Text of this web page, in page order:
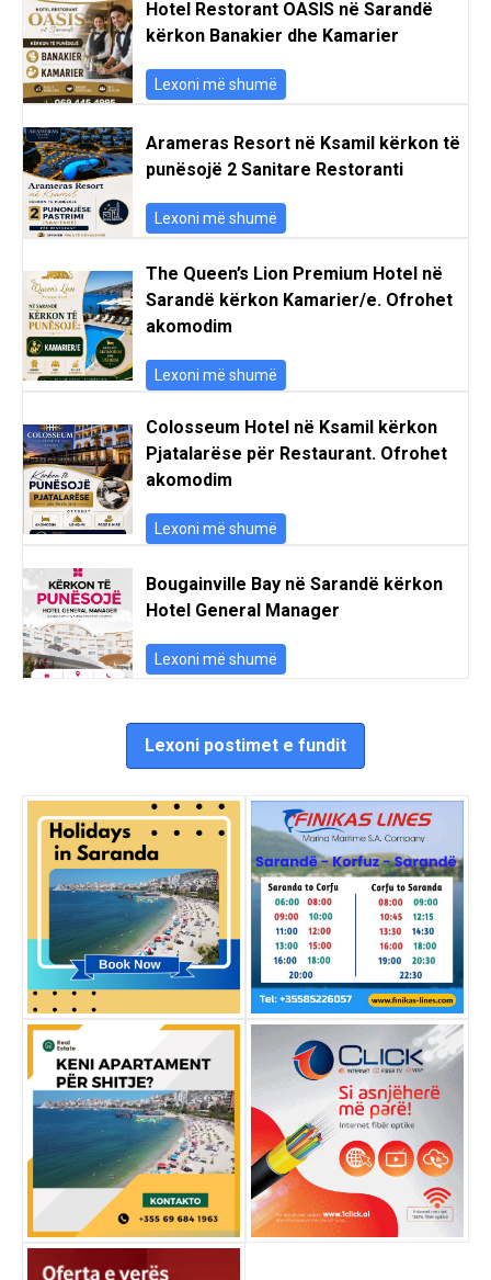
Hotel Restorant OASIS në Sarandë
kërkon Banakier dhe Kamarier
Lexoni më shumë
Arameras Resort në Ksamil kërkon të
punësojë 2 Sanitare Restoranti
Lexoni më shumë
The Queen’s Lion Premium Hotel në
Sarandë kërkon Kamarier/e. Ofrohet
akomodim
Lexoni më shumë
Colosseum Hotel në Ksamil kërkon
Pjatalarëse për Restaurant. Ofrohet
akomodim
Lexoni më shumë
Bougainville Bay në Sarandë kërkon
Hotel General Manager
Lexoni më shumë
Lexoni postimet e fundit